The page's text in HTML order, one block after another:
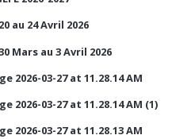
au 24 Avril 2026
Mars au 3 Avril 2026
2026-03-27 at 11.28.14 AM
2026-03-27 at 11.28.14 AM (1)
2026-03-27 at 11.28.13 AM